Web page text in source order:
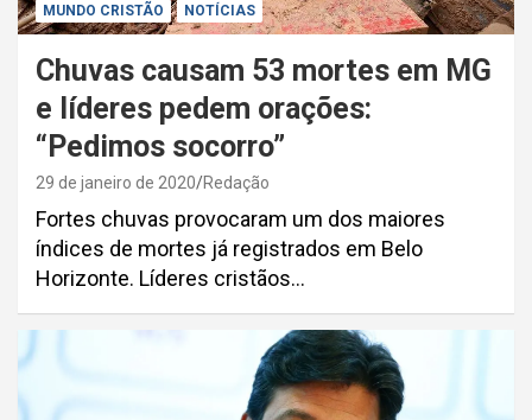
MUNDO CRISTÃO NOTÍCIAS
Chuvas causam 53 mortes em MG
e líderes pedem orações:
“Pedimos socorro”
29 de janeiro de 2020 Redação
Fortes chuvas provocaram um dos maiores
índices de mortes já registrados em Belo
Horizonte. Líderes cristãos…